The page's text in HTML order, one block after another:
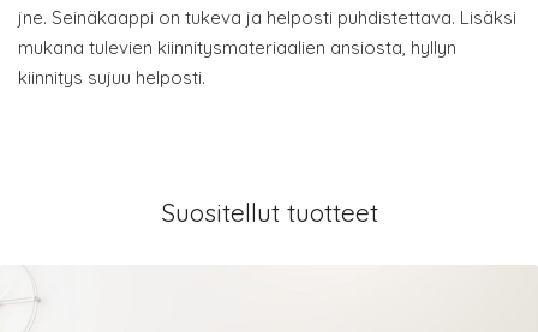
jne. Seinäkaappi on tukeva ja helposti puhdistettava. Lisäksi
mukana tulevien kiinnitysmateriaalien ansiosta, hyllyn
kiinnitys sujuu helposti.
Suositellut tuotteet